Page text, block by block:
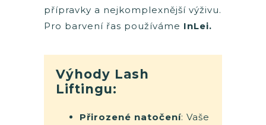
přípravky a nejkomplexnější výživu.
Pro barvení řas používáme InLei.
Výhody Lash
Liftingu:
Přirozené natočení: Vaše